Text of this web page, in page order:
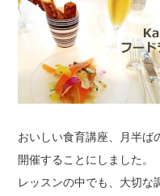
おいしい食育講座、月半ば
開催することにしました。
レッスンの中でも、大切な